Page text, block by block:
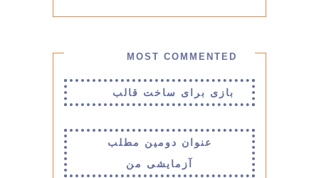
MOST COMMENTED
بازی برای ساخت قالب
عنوان دومین مطلب
آزمایشی من